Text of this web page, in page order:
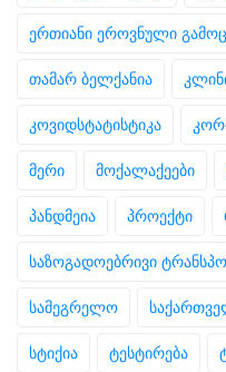
ერთიანი ეროვნული
თამარ ბელქანია
კოვიდსტატისტიკა
მერი მოქალაქეები
პანდმეია პროექტი
საზოგადოებრივი
სამეგრელო
სტიქია ტესტირება